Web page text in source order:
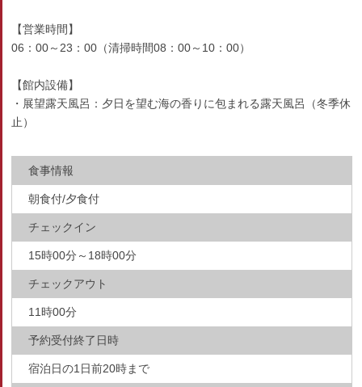
【営業時間】
06：00～23：00（清掃時間08：00～10：00）
【館内設備】
・展望露天風呂：夕日を望む海の香りに包まれる露天風呂（冬季休
止）
食事情報
朝食付/夕食付
チェックイン
15時00分～18時00分
チェックアウト
11時00分
予約受付終了日時
宿泊日の1日前20時まで